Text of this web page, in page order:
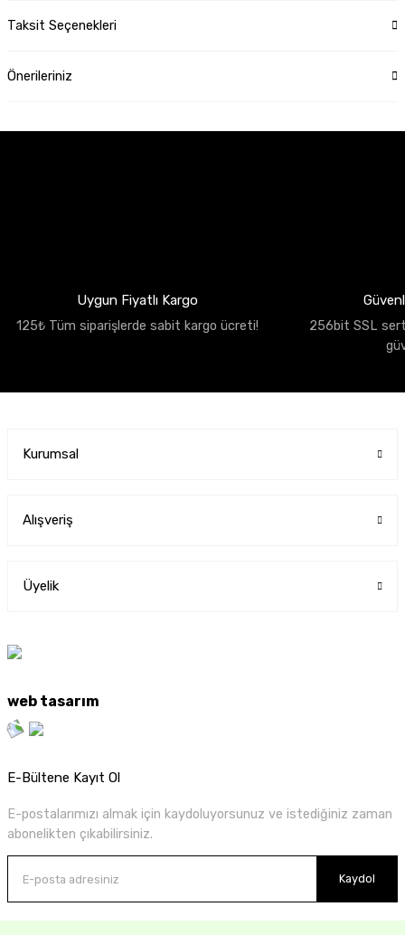
Taksit Seçenekleri
Önerileriniz
Uygun Fiyatlı Kargo
125₺ Tüm siparişlerde sabit kargo ücreti!
256bit SSL
Kurumsal
Alışveriş
Üyelik
web tasarım
E-Bültene Kayıt Ol
E-postalarımızı almak için kaydoluyorsunuz ve istediğiniz zaman
abonelikten çıkabilirsiniz.
Kaydol